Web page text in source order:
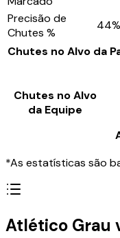
Precisão de
Chutes %
44%
Chutes no Alvo da
Chutes no Alvo
da Equipe
*As estatísticas são
Atlético Grau